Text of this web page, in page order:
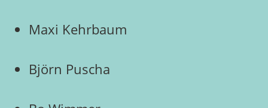
Maxi Kehrbaum
Björn Puscha